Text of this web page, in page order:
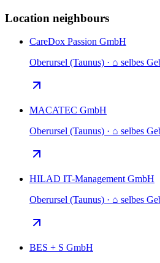
Location neighbours
CareDox Passion GmbH
Oberursel (Taunus) · ⌂ selbes
MACATEC GmbH
Oberursel (Taunus) · ⌂ selbes
HILAD IT-Management GmbH
Oberursel (Taunus) · ⌂ selbes
BES + S GmbH